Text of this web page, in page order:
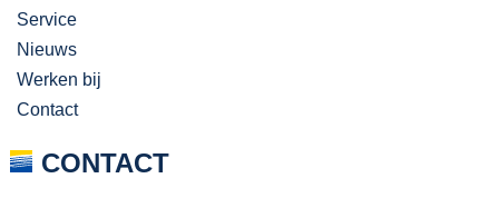
Service
Nieuws
Werken bij
Contact
CONTACT